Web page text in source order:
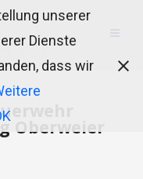
Oberweier
unserer
Dienste
dass wir